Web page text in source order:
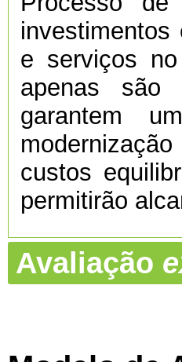
e serviços
apenas são
garantem
custos
permitirão
Avaliação